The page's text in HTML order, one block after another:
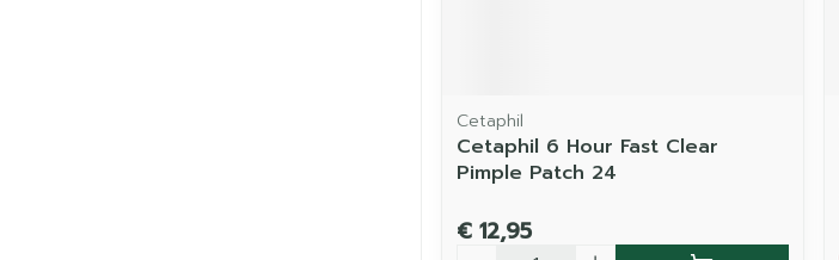
Cetaphil
Cetaphil 6 Hour Fast Clear
Pimple Patch 24
€ 12,95